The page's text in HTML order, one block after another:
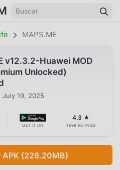
MAPS.ME
v12.3.2-Huawei MOD
Unlocked)
July 19, 2025
GET IT ON
4.3 ★
1698 RATINGS
APK (228.20MB)